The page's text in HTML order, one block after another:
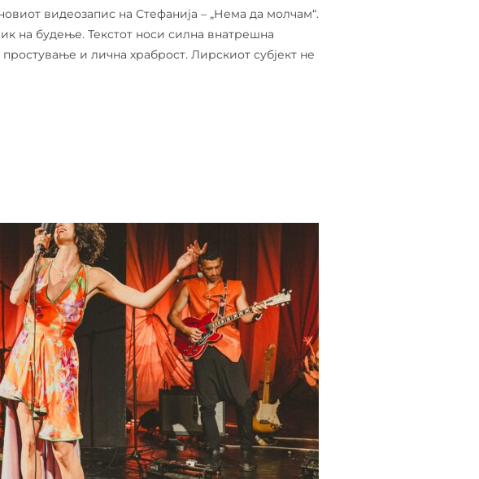
видеозапис на Стефанија – „Нема да молчам“.
будење. Текстот носи силна внатрешна
и лична храброст. Лирскиот субјект не